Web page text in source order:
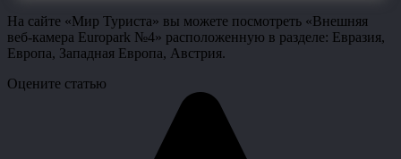
На сайте «Мир Туриста» вы можете посмотреть «Внешняя
веб-камера Europark №4» расположенную в разделе: Евразия,
Европа, Западная Европа, Австрия.
Оцените статью